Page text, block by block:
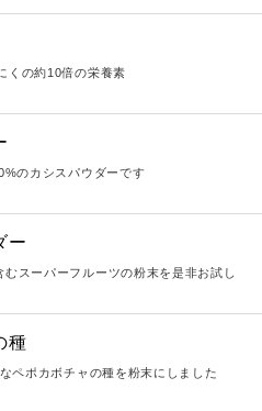
くの約10倍の栄養素
のカシスパウダーです
ー
スーパーフルーツの粉末を是非お試し
種
ペポカボチャの種を粉末にしました